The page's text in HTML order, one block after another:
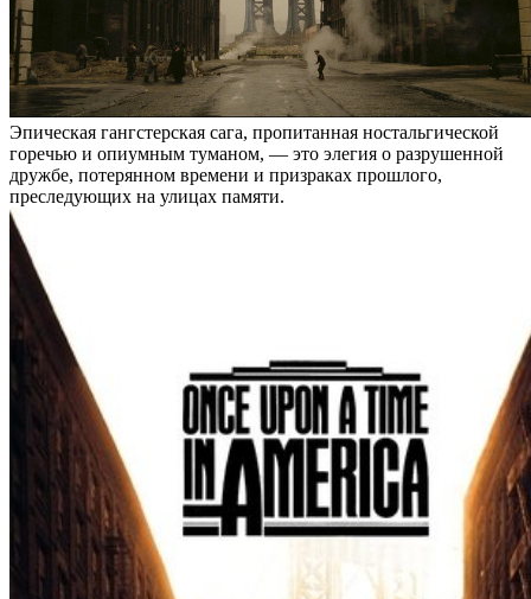
Эпическая гангстерская сага, пропитанная ностальгической
горечью и опиумным туманом, — это элегия о разрушенной
дружбе, потерянном времени и призраках прошлого,
преследующих на улицах памяти.